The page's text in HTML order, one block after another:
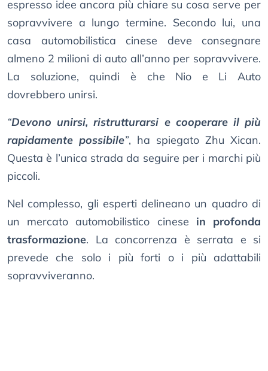
espresso idee ancora più chiare su cosa serve per
sopravvivere a lungo termine. Secondo lui, una
casa automobilistica cinese deve consegnare
almeno 2 milioni di auto all’anno per sopravvivere.
La soluzione, quindi è che Nio e Li Auto
dovrebbero unirsi.
“Devono unirsi, ristrutturarsi e cooperare il più
rapidamente possibile”, ha spiegato Zhu Xican.
Questa è l’unica strada da seguire per i marchi più
piccoli.
Nel complesso, gli esperti delineano un quadro di
un mercato automobilistico cinese in profonda
trasformazione. La concorrenza è serrata e si
prevede che solo i più forti o i più adattabili
sopravviveranno.